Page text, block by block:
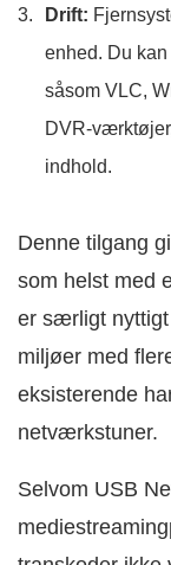
Drift:
enhed. Du
såsom VLC,
DVR-
indhold.
Denne tilgang
som helst med
er særligt
miljøer med
eksisterende
netværkstuner.
Selvom USB